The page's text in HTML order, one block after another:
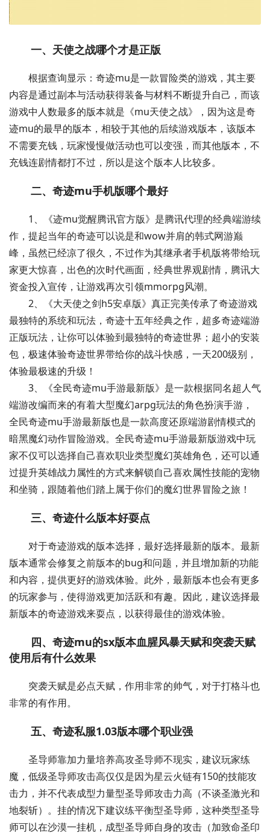
一、天使之战哪个才是正版
根据查询显示：奇迹mu是一款冒险类的游戏，其主要
内容是通过副本与活动获得装备与材料不断提升自己，而该
游戏中人数最多的版本就是《mu天使之战》，因为这是奇
迹mu的最早的版本，相较于其他的后续游戏版本，该版本
不需要充钱，玩家慢慢做活动也可以变强，而其他版本，不
充钱连剧情都打不过，所以是这个版本人比较多。
二、奇迹mu手机版哪个最好
1、《迹mu觉醒腾讯官方版》是腾讯代理的经典端游续
作，提起当年的奇迹可以说是和wow并肩的韩式网游巅
峰，虽然已经凉了很久，不过作为其继承者手机版将带给玩
家更大惊喜，出色的次时代画面，经典世界观剧情，腾讯大
资金投入宣传，让游戏再次引领mmorpg风潮。
2、《大天使之剑h5安卓版》真正完美传承了奇迹游戏
最独特的系统和玩法，奇迹十五年经典之作，超多奇迹端游
正版玩法，让你可以体验到最独特的奇迹世界；超小的安装
包，极速体验奇迹世界带给你的战斗快感，一天200级别，
体验最极速的升级！
3、《全民奇迹mu手游最新版》是一款根据同名超人气
端游改编而来的有着大型魔幻arpg玩法的角色扮演手游，
全民奇迹mu手游最新版也是一款高度还原端游剧情模式的
暗黑魔幻动作冒险游戏。全民奇迹mu手游最新版游戏中玩
家不仅可以选择自己喜欢职业类型魔幻英雄角色，还可以通
过提升英雄战力属性的方式来解锁自己喜欢属性技能的宠物
和坐骑，跟随着他们踏上属于你们的魔幻世界冒险之旅！
三、奇迹什么版本好耍点
对于奇迹游戏的版本选择，最好选择最新的版本。最新
版本通常会修复之前版本的bug和问题，并且增加新的功能
和内容，提供更好的游戏体验。此外，最新版本也会有更多
的玩家参与，使得游戏更加活跃和有趣。因此，建议选择最
新版本的奇迹游戏来耍点，以获得最佳的游戏体验。
四、奇迹mu的sx版本血腥风暴天赋和突袭天赋
使用后有什么效果
突袭天赋是必点天赋，作用非常的帅气，对于打格斗也
非常的有作用。
五、奇迹私服1.03版本哪个职业强
圣导师靠加力量培养高攻圣导师不现实，建议玩家练
魔，低级圣导师攻击高仅仅是因为星云火链有150的技能攻
击力，并不代表成型力量型圣导师攻击力高（不谈圣激光和
地裂斩）。挂的情况下建议练平衡型圣导师，这种类型圣导
师可以在沙漠一挂机，成型圣导师自身的攻击（加致命圣印